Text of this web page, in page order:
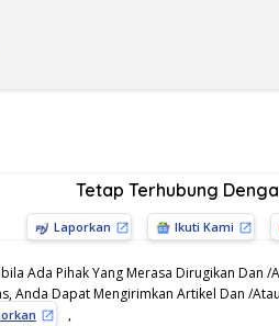
Tetap Terhubung
Laporkan Ikuti Kami
Ada Pihak Yang Merasa Dirugikan Dan
Anda Dapat Mengirimkan Artikel Dan /
,